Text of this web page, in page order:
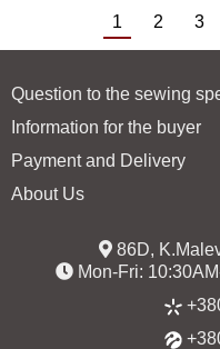
1 2 3
Question to the sewing
Information for the buyer
Payment and Delivery
About Us
86D,
Mon-Fri: